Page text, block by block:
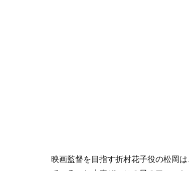
映画監督を目指す折村花子役の松岡